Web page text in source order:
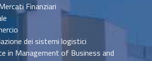
Finanziari
dei sistemi logistici
in Management of Business and